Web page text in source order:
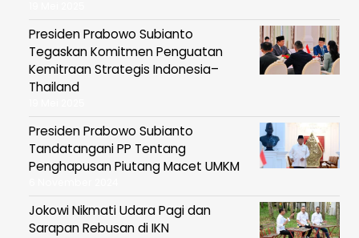
Presiden Prabowo Subianto
Tegaskan Komitmen Penguatan
Kemitraan Strategis Indonesia–
Thailand
Presiden Prabowo Subianto
Tandatangani PP Tentang
Penghapusan Piutang Macet UMKM
Jokowi Nikmati Udara Pagi dan
Sarapan Rebusan di IKN